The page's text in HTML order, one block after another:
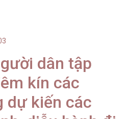
dân tập
kín các
dự kiến các